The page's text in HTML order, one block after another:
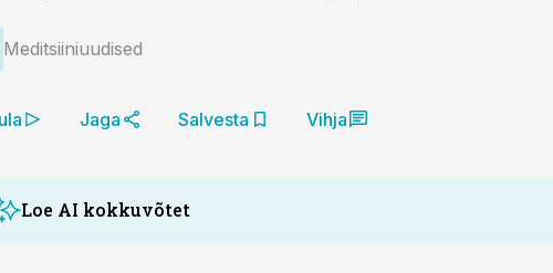
Meditsiiniuudised
Jaga Salvesta Vihja
Loe AI kokkuvõtet